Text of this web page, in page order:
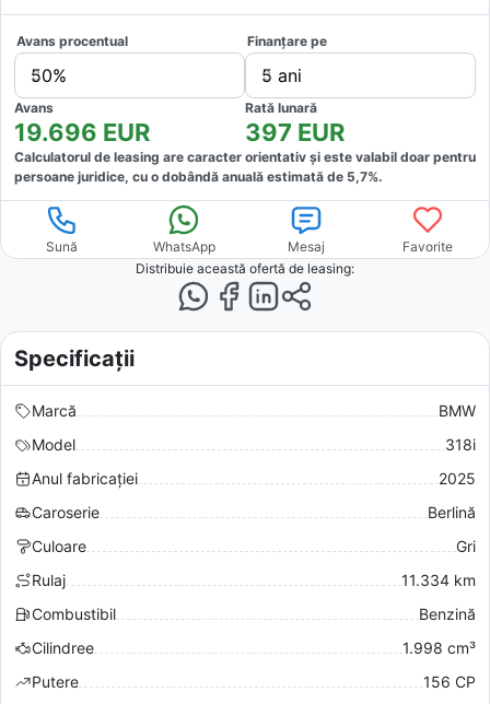
Avans procentual
50%
Finanțare pe
5 ani
Avans
19.696 EUR
Rată lunară
397 EUR
Calculatorul de leasing are caracter orientativ și este valabil doar pentru
persoane juridice, cu o dobândă anuală estimată de 5,7%.
Sună WhatsApp Mesaj
Favorite
Distribuie această ofertă de leasing:
Specificații
Marcă
BMW
Model
318i
Anul fabricației
2025
Caroserie
Berlină
Culoare
Gri
Rulaj
11.334 km
Combustibil
Benzină
Cilindree
1.998 cm³
Putere
156 CP